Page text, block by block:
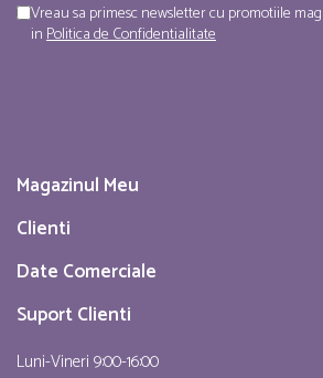
Vreau sa primesc newsletter cu promotiile
inPolitica de Confidentialitate
Magazinul Meu
Clienti
Date Comerciale
Suport Clienti
Luni-Vineri 9:00-16:00